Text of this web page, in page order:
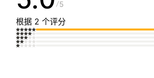
5
根据 2 个评分